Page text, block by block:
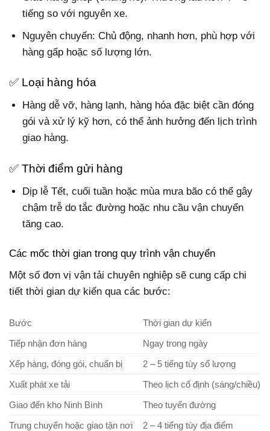
tiếng so với nguyên xe.
Nguyên chuyến: Chủ động, nhanh hơn, phù hợp với
hàng gấp hoặc số lượng lớn.
✅ Loại hàng hóa
Hàng dễ vỡ, hàng lạnh, hàng hóa đặc biệt cần đóng
gói và xử lý kỹ hơn, có thể ảnh hưởng đến lịch trình
giao hàng.
✅ Thời điểm gửi hàng
Dịp lễ Tết, cuối tuần hoặc mùa mưa bão có thể gây
chậm trễ do tắc đường hoặc nhu cầu vận chuyển
tăng cao.
Các mốc thời gian trong quy trình vận chuyển
Một số đơn vị vận tải chuyên nghiệp sẽ cung cấp chi
tiết thời gian dự kiến qua các bước:
Bước
Thời gian dự kiến
Tiếp nhận đơn hàng
Ngay trong ngày
Xếp hàng, đóng gói, chuẩn bị
2 – 5 tiếng tùy số lượng
Xuất phát xe tải
Theo lịch cố định (sáng/chiều)
Giao đến kho Ninh Bình
Theo tuyến đường
Trung chuyển hoặc giao tận nơi
2 – 4 tiếng tùy địa điểm